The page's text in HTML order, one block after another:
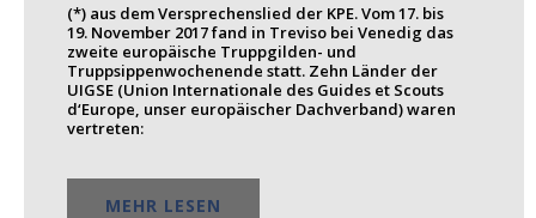
(*) aus dem Versprechenslied der KPE. Vom 17. bis
19. November 2017 fand in Treviso bei Venedig das
zweite europäische Truppgilden- und
Truppsippenwochenende statt. Zehn Länder der
UIGSE (Union Internationale des Guides et Scouts
d‘Europe, unser europäischer Dachverband) waren
vertreten:
MEHR LESEN